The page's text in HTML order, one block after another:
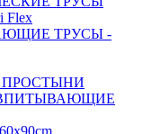
Flex
ТРУСЫ -
ВПИТЫВАЮЩИЕ